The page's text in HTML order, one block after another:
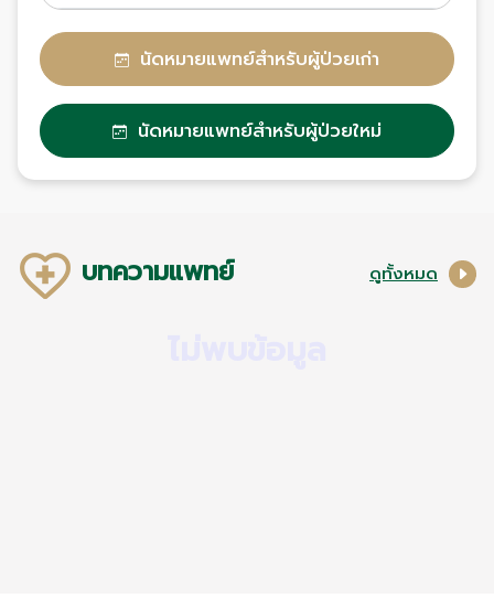
นัดหมายแพทย์สำหรับผู้ป่วยเก่า
นัดหมายแพทย์สำหรับผู้ป่วยใหม่
บทความแพทย์ ดูทั้งหมด